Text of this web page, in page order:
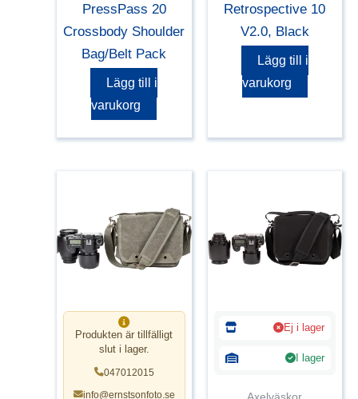
PressPass 20
Crossbody Shoulder
Bag/Belt Pack
Lägg till i
varukorg
Retrospective 10
V2.0, Black
Lägg till i
varukorg
Produkten är tillfälligt
slut i lager.
047012015
info@ernstsonfoto.se
Ej i lager
I lager